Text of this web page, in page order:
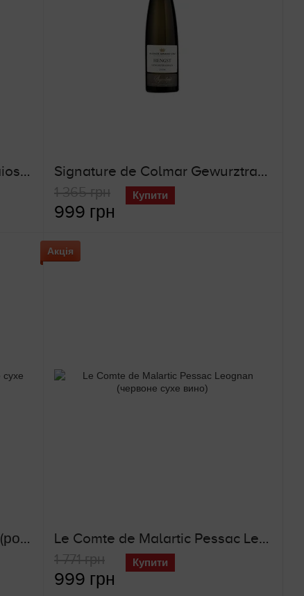
Rosso Maremma Toscana Baioscuro (червоне сухе вино) Signature de Colmar Gewurztraminer Hengst (біле напівсолодке вино)
1 365 грн
999 грн
Купити
Les Versaines Rose de Loire (рожеве сухе вино)
Акція
Le Comte de Malartic Pessac Leognan (червоне сухе вино)
1 771 грн
999 грн
Купити